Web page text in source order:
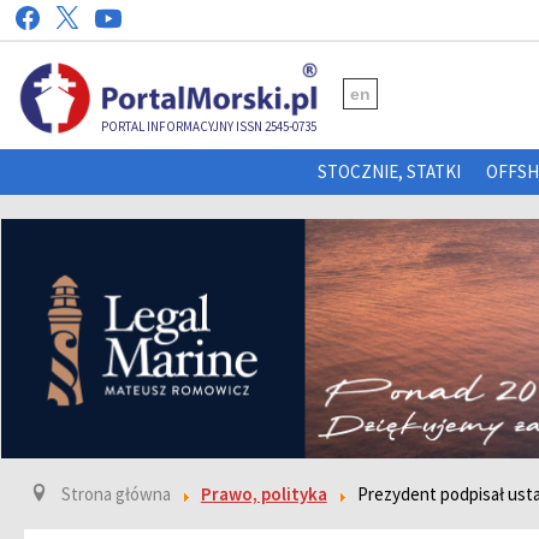
PORTAL INFORMACYJNY ISSN 2545-0735
en
STOCZNIE, STATKI
Strona główna Prawo, polityka Prezydent podpisał